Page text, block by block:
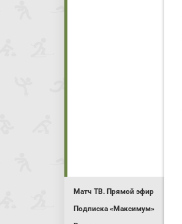
Матч ТВ. Прямой эфир
Подписка «Максимум»